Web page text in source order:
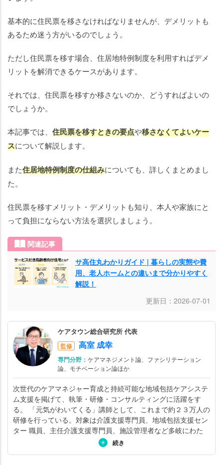
基本的に住民票を移さなければなりませんが、デメリットも
あるため迷う方がいるのでしょう。
ただし住民票を移す場合、住居地特例制度を利用すればデメ
リットを解消できるケースがあります。
それでは、住民票を移すか移さないのか、どうすればよいの
でしょうか。
本記事では、 住民票を移すときの要点や移さなくてよいケー
スについて解説します。
また住居地特例制度の仕組みについても、詳しくまとめまし
た。
住民票を移すメリット・デメリットも知り、本人や家族にと
って負担にならない方法を選択しましょう。
関連記事
サ高住丸わかりガイド | 暮らしの実態や費
用、老人ホームとの違いまで分かりやすく
解説！
更新日：2026-07-01
ケアタウン総合研究所 代表
監修 高室 成幸
専門分野： ケアマネジメント論、ファシリテーション
論、モチベーション論ほか
次世代のケアマネジャー育成と持続可能な地域包括ケアシステ
ム支援を掲げて、執筆・研修・コンサルティングに活躍をす
る。 「元気がわいてくる」講師として、これまで約２３万人の
研修を行っている。対象は介護支援専門員、地域包括支援セン
ター 職員、主任介護支援専門員、施設管理者など多岐にわた
る。オンライン研修にも対応している。 日本で唯一のケアプラ
続き
ービ
ス付
齢者
向け
宅）
へ住
を移
動さ
デメ
サ高
住
（サ
ービ
ス付
き高
齢者
宅）
へ住
民票
を移
すと
きの
注意
点
サ高
住
ービ